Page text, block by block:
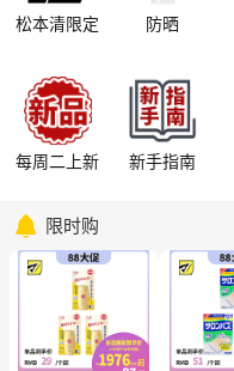
松本清限定 防晒
每周二上新 新手指南
 限时购